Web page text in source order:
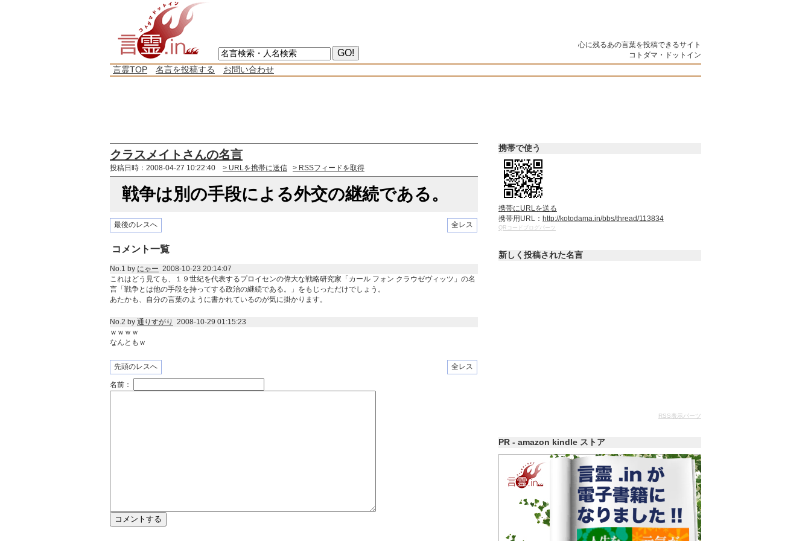
心に残るあの言葉を投稿できるサイト
コトダマ・ドットイン
言霊TOP 名言を投稿する お問い合わせ
クラスメイトさんの名言
投稿日時：2008-04-27 10:22:40 > URLを携帯に送信 > RSSフィードを取得
戦争は別の手段による外交の継続である。
最後のレスへ 全レス
コメント一覧
No.1 by にゃー 2008-10-23 20:14:07
これはどう見ても、１９世紀を代表するプロイセンの偉大な戦略研究家「カール フォン クラウゼヴィッツ」の名
言「戦争とは他の手段を持ってする政治の継続である。」をもじっただけでしょう。
あたかも、自分の言葉のように書かれているのが気に掛かります。
No.2 by 通りすがり
2008-10-29 01:15:23
ｗｗｗｗ
なんともｗ
先頭のレスへ 全レス
名前：
携帯で使う
携帯にURLを送る
携帯用URL： http://kotodama.in/bbs/thread/113834
QRコードブログパーツ
新しく投稿された名言
RSS表示パーツ
PR - amazon kindle ストア